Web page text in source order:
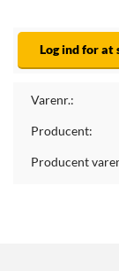
Log ind for at
Varenr.:
Producent:
Producent